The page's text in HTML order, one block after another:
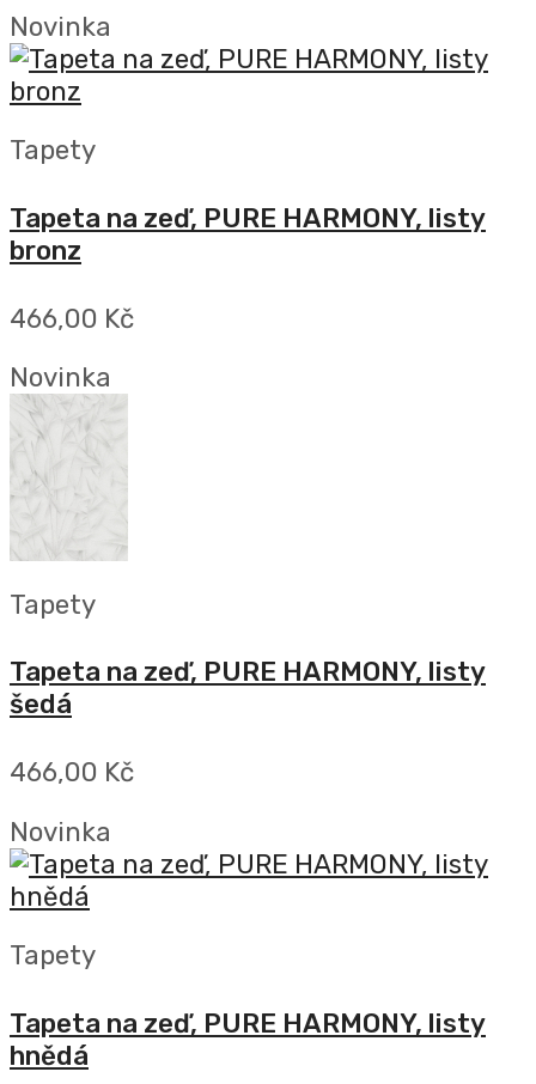
Novinka
Tapety
Tapeta na zeď, PURE HARMONY, listy
bronz
466,00 Kč
Novinka
Tapety
Tapeta na zeď, PURE HARMONY, listy
šedá
466,00 Kč
Novinka
Tapety
Tapeta na zeď, PURE HARMONY, listy
hnědá